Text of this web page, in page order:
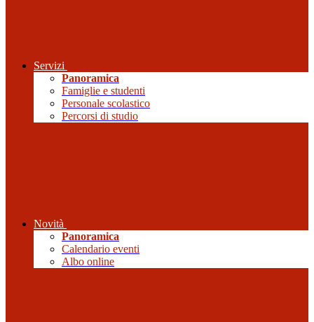
Servizi
Panoramica
Famiglie e studenti
Personale scolastico
Percorsi di studio
Novità
Panoramica
Calendario eventi
Albo online